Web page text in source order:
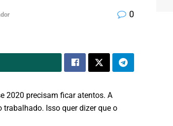
0
2020 precisam ficar atentos. A
Isso quer dizer que o